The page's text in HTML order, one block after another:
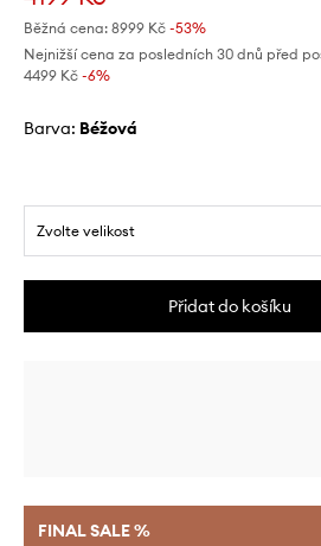
Běžná cena: 8999 Kč -53%
Nejnižší cena za posledních 30 dnů před
4499 Kč -6%
Barva: béžová
Zvolte velikost
Přidat do košíku
FINAL SALE %